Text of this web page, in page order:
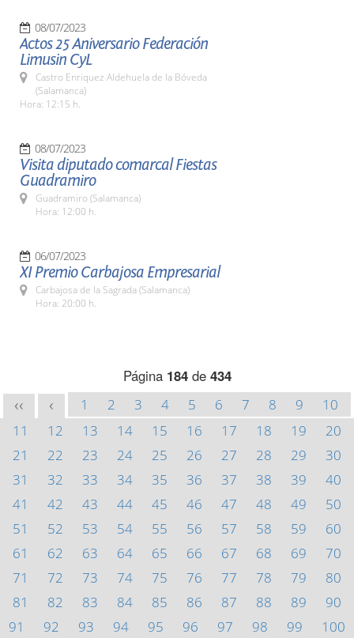
08/07/2023
Actos 25 Aniversario Federación
Limusin CyL
Castro Enriquez Aldehuela de la Bóveda
(Salamanca)
Hora: 12:15 h.
08/07/2023
Visita diputado comarcal Fiestas
Guadramiro
Guadramiro (Salamanca)
Hora: 12:00 h.
06/07/2023
XI Premio Carbajosa Empresarial
Carbajosa de la Sagrada (Salamanca)
Hora: 20:00 h.
Página 184de 434
<< < 1 2 3 4 5 6 7 8 9
10
11
12 13 14 15 16 17 18 19
20
21
22 23 24 25 26 27 28 29
30
31
32 33 34 35 36 37 38 39
40
41
42 43 44 45 46 47 48 49
50
51
52 53 54 55 56 57 58 59
60
61
62 63 64 65 66 67 68 69
70
71
72 73 74 75 76 77 78 79
80
81
82 83 84 85 86 87 88 89
90
91
92 93 94 95 96 97 98 99
100